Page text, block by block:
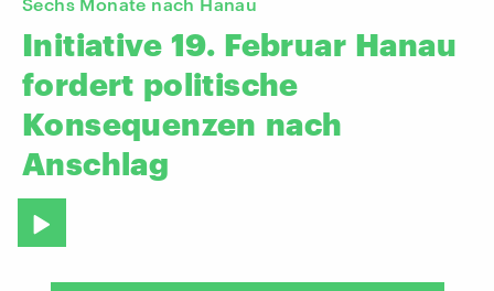
Sechs Monate nach Hanau
Initiative 19. Februar Hanau
fordert politische
Konsequenzen nach
Anschlag